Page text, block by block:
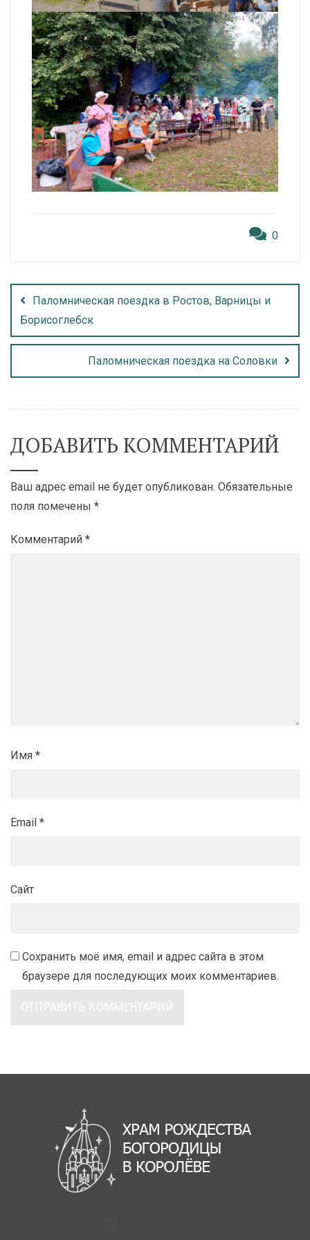
0
Паломническая поездка в Ростов, Варницы и
Борисоглебск
Паломническая поездка на Соловки
ДОБАВИТЬ КОММЕНТАРИЙ
Ваш адрес email не будет опубликован. Обязательные
поля помечены *
Комментарий *
Имя *
Email *
Сайт
Сохранить моё имя, email и адрес сайта в этом
браузере для последующих моих комментариев.